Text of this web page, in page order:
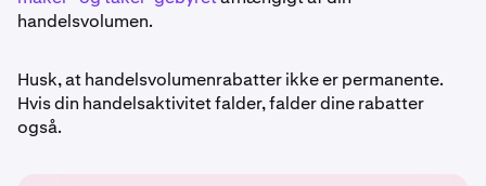
handelsvolumen.
Husk, at handelsvolumenrabatter ikke er permanente.
Hvis din handelsaktivitet falder, falder dine rabatter
også.